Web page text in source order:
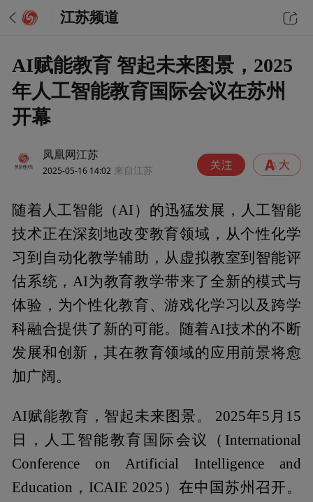
江苏频道
AI赋能教育 智起未来图景，2025
年人工智能教育国际会议在苏州
开幕
凤凰网江苏
2025-05-16 14:02 来自江苏
随着人工智能（AI）的迅猛发展，人工智能
技术正在深刻地改变教育领域，从个性化学
习到自动化教学辅助，从虚拟教室到智能评
估系统，AI为教育教学带来了全新的模式与
体验，为个性化教育、游戏化学习以及跨学
科融合提供了新的可能。随着AI技术的不断
发展和创新，其在教育领域的应用前景将愈
加广阔。
AI赋能教育，智起未来图景。 2025年5月15
日，人工智能教育国际会议（International
Conference on Artificial Intelligence and
Education，ICAIE 2025）在中国苏州召开。